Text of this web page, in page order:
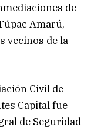
de
Amarú,
vecinos de la
Civil de
Capital fue
de Seguridad